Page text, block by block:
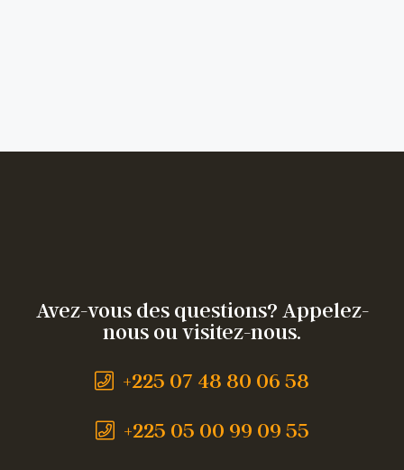
Avez-vous des questions? Appelez-
nous ou visitez-nous.
+225 07 48 80 06 58
+225 05 00 99 09 55